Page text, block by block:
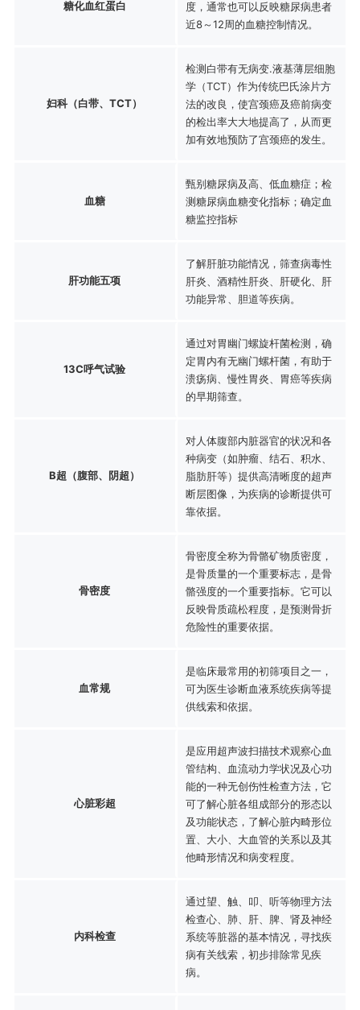
糖化血红蛋白
度，通常也可以反映糖尿病患者
近8～12周的血糖控制情况。
妇科（白带、TCT）
检测白带有无病变.液基薄层细胞
学（TCT）作为传统巴氏涂片方
法的改良，使宫颈癌及癌前病变
的检出率大大地提高了，从而更
加有效地预防了宫颈癌的发生。
血糖
甄别糖尿病及高、低血糖症；检
测糖尿病血糖变化指标；确定血
糖监控指标
肝功能五项
了解肝脏功能情况，筛查病毒性
肝炎、酒精性肝炎、肝硬化、肝
功能异常、胆道等疾病。
13C呼气试验
通过对胃幽门螺旋杆菌检测，确
定胃内有无幽门螺杆菌，有助于
溃疡病、慢性胃炎、胃癌等疾病
的早期筛查。
B超（腹部、阴超）
对人体腹部内脏器官的状况和各
种病变（如肿瘤、结石、积水、
脂肪肝等）提供高清晰度的超声
断层图像，为疾病的诊断提供可
靠依据。
骨密度
骨密度全称为骨骼矿物质密度，
是骨质量的一个重要标志，是骨
骼强度的一个重要指标。它可以
反映骨质疏松程度，是预测骨折
危险性的重要依据。
血常规
是临床最常用的初筛项目之一，
可为医生诊断血液系统疾病等提
供线索和依据。
心脏彩超
是应用超声波扫描技术观察心血
管结构、血流动力学状况及心功
能的一种无创伤性检查方法，它
可了解心脏各组成部分的形态以
及功能状态，了解心脏内畸形位
置、大小、大血管的关系以及其
他畸形情况和病变程度。
内科检查
通过望、触、叩、听等物理方法
检查心、肺、肝、脾、肾及神经
系统等脏器的基本情况，寻找疾
病有关线索，初步排除常见疾
病。